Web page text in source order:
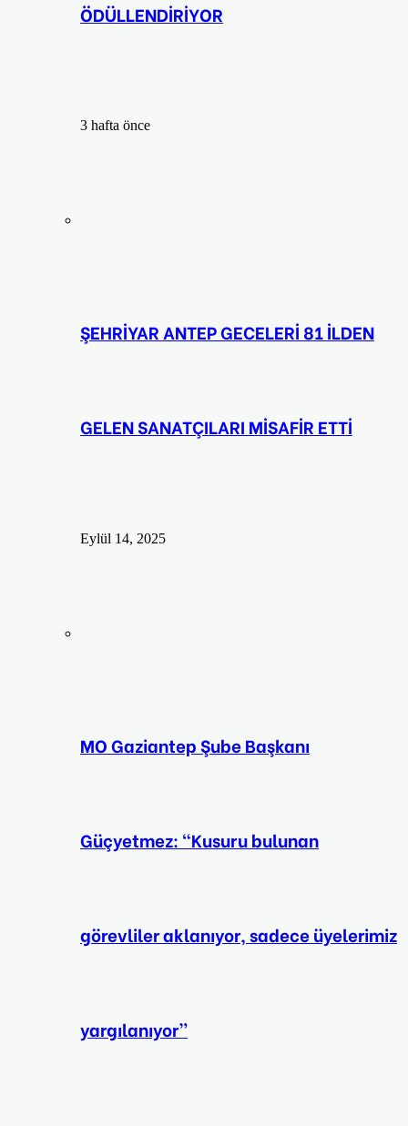
ÖDÜLLENDİRİYOR
3 hafta önce
ŞEHRİYAR ANTEP GECELERİ 81 İLDEN
GELEN SANATÇILARI MİSAFİR ETTİ
Eylül 14, 2025
MO Gaziantep Şube Başkanı
Güçyetmez: “Kusuru bulunan
görevliler aklanıyor, sadece üyelerimiz
yargılanıyor”